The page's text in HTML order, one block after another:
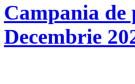
Campania
Decembrie